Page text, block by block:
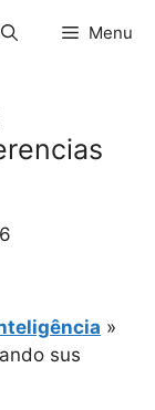
Menu
»
sus